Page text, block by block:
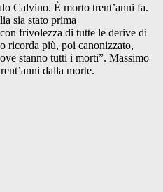
Calvino. È morto trent’anni fa.
sia stato prima
frivolezza di tutte le derive di
ricorda più, poi canonizzato,
stanno tutti i morti”. Massimo
dalla morte.